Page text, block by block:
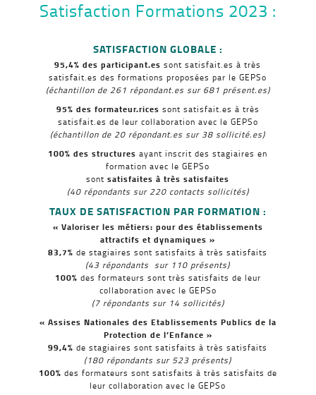
Satisfaction Formations 2023 :
SATISFACTION GLOBALE :
95,4% des participant.essont satisfait.es à très
satisfait.es des formations proposées par le GEPSo
(échantillon de 261 répondant.es sur 681 présent.es)
95% des formateur.rices sont satisfait.es à très
satisfait.es de leur collaboration avec le GEPSo
(échantillon de 20 répondant.es sur 38 sollicité.es)
100% des structures ayant inscrit des stagiaires en
formation avec le GEPSo
sontsatisfaites à très satisfaites
(40 répondants sur 220 contacts sollicités)
TAUX DE SATISFACTION PAR FORMATION :
« Valoriser les métiers: pour des établissements
attractifs et dynamiques »
83,7% de stagiaires sont satisfaits à très satisfaits
(43 répondants sur 110 présents)
100% des formateurs sont très satisfaits de leur
collaboration avec le GEPSo
(7 répondants sur 14 sollicités)
« Assises Nationales des Etablissements Publics de la
Protection de l’Enfance »
99,4% de stagiaires sont satisfaits à très satisfaits
(180 répondants sur 523 présents)
100% des formateurs sont satisfaits à très satisfaits de
leur collaboration avec le GEPSo